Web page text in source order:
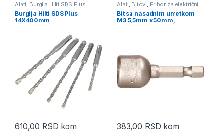
Alati, Burgija Hilti SDS Plus
Burgija Hilti SDS Plus
14X400mm
610,00 RSD kom
Alati, Bitovi, Pribor za električni
alat
Bit sa nasadnim umetkom
M3 5,5mm x 50mm,
383,00 RSD kom